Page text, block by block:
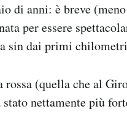
di anni: è breve
per essere
sin dai primi
rossa (quella che al
nettamente più